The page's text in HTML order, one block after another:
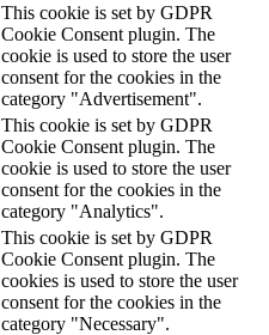
This cookie is set by GDPR
Cookie Consent plugin. The
cookie is used to store the user
consent for the cookies in the
category "Advertisement".
This cookie is set by GDPR
Cookie Consent plugin. The
cookie is used to store the user
consent for the cookies in the
category "Analytics".
This cookie is set by GDPR
Cookie Consent plugin. The
cookies is used to store the user
consent for the cookies in the
category "Necessary".